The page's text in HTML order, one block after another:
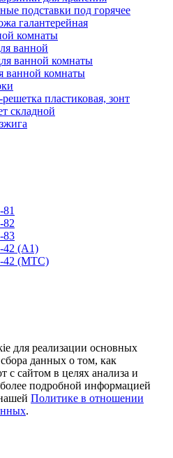
подставки под горячее
галантерейная
комнаты
ванной
ванной комнаты
ванной комнаты
пластиковая, зонт
складной
82
83
42 (А1)
42 (МТС)
для реализации основных
данных о том, как
с сайтом в целях анализа и
подробной информацией
Политике в отношении
.